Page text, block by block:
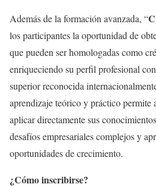
Además de la formación avanzada, “
los participantes la oportunidad de
que pueden ser homologadas como
enriqueciendo su perfil profesional
superior reconocida
aprendizaje teórico y práctico permite
aplicar directamente sus
desafíos empresariales complejos y
oportunidades de crecimiento.
¿Cómo inscribirse?